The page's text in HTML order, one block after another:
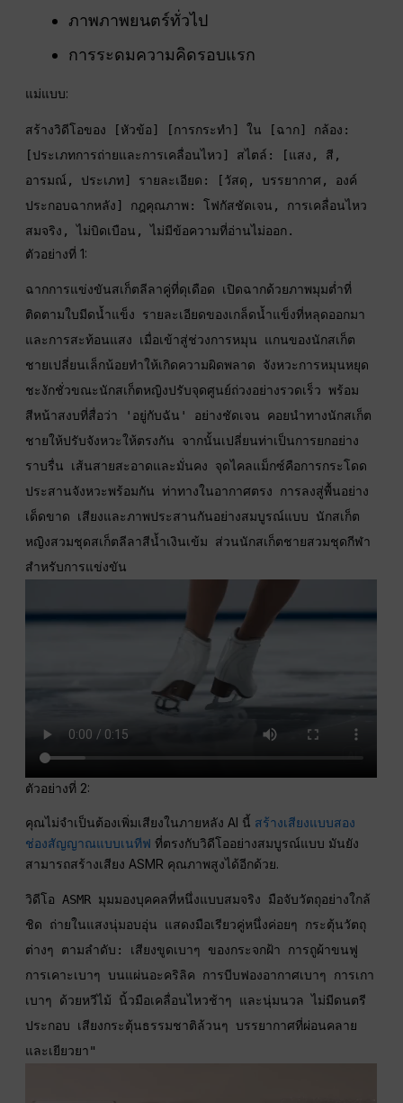
ภาพภาพยนตร์ทั่วไป
การระดมความคิดรอบแรก
แม่แบบ:
สร้างวิดีโอของ [หัวข้อ] [การกระทำ] ใน [ฉาก] กล้อง:
[ประเภทการถ่ายและการเคลื่อนไหว] สไตล์: [แสง, สี,
อารมณ์, ประเภท] รายละเอียด: [วัสดุ, บรรยากาศ, องค์
ประกอบฉากหลัง] กฎคุณภาพ: โฟกัสชัดเจน, การเคลื่อนไหว
สมจริง, ไม่บิดเบือน, ไม่มีข้อความที่อ่านไม่ออก.
ตัวอย่างที่ 1:
ฉากการแข่งขันสเก็ตลีลาคู่ที่ดุเดือด เปิดฉากด้วยภาพมุมต่ำที่
ติดตามใบมีดน้ำแข็ง รายละเอียดของเกล็ดน้ำแข็งที่หลุดออกมา
และการสะท้อนแสง เมื่อเข้าสู่ช่วงการหมุน แกนของนักสเก็ต
ชายเปลี่ยนเล็กน้อยทำให้เกิดความผิดพลาด จังหวะการหมุนหยุด
ชะงักชั่วขณะนักสเก็ตหญิงปรับจุดศูนย์ถ่วงอย่างรวดเร็ว พร้อม
สีหน้าสงบที่สื่อว่า 'อยู่กับฉัน' อย่างชัดเจน คอยนำทางนักสเก็ต
ชายให้ปรับจังหวะให้ตรงกัน จากนั้นเปลี่ยนท่าเป็นการยกอย่าง
ราบรื่น เส้นสายสะอาดและมั่นคง จุดไคลแม็กซ์คือการกระโดด
ประสานจังหวะพร้อมกัน ท่าทางในอากาศตรง การลงสู่พื้นอย่าง
เด็ดขาด เสียงและภาพประสานกันอย่างสมบูรณ์แบบ นักสเก็ต
หญิงสวมชุดสเก็ตลีลาสีน้ำเงินเข้ม ส่วนนักสเก็ตชายสวมชุดกีฬา
สำหรับการแข่งขัน
ตัวอย่างที่ 2:
คุณไม่จำเป็นต้องเพิ่มเสียงในภายหลัง AI นี้ สร้างเสียงแบบสอง
ช่องสัญญาณแบบเนทีฟ ที่ตรงกับวิดีโออย่างสมบูรณ์แบบ มันยัง
สามารถสร้างเสียง ASMR คุณภาพสูงได้อีกด้วย.
วิดีโอ ASMR มุมมองบุคคลที่หนึ่งแบบสมจริง มือจับวัตถุอย่างใกล้
ชิด ถ่ายในแสงนุ่มอบอุ่น แสดงมือเรียวคู่หนึ่งค่อยๆ กระตุ้นวัตถุ
ต่างๆ ตามลำดับ: เสียงขูดเบาๆ ของกระจกฝ้า การถูผ้าขนฟู
การเคาะเบาๆ บนแผ่นอะคริลิค การบีบฟองอากาศเบาๆ การเกา
เบาๆ ด้วยหวีไม้ นิ้วมือเคลื่อนไหวช้าๆ และนุ่มนวล ไม่มีดนตรี
ประกอบ เสียงกระตุ้นธรรมชาติล้วนๆ บรรยากาศที่ผ่อนคลาย
และเยียวยา"